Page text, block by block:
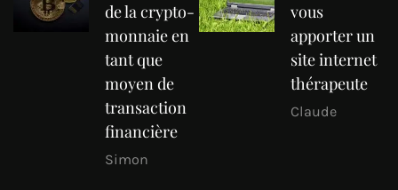
de la crypto-
monnaie en
tant que
moyen de
transaction
financière
Simon
vous
apporter un
site internet
thérapeute
Claude